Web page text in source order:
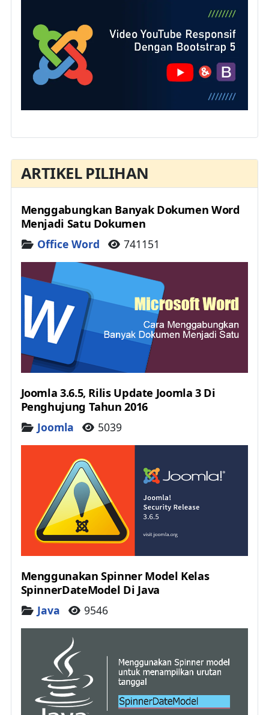
ARTIKEL PILIHAN
Menggabungkan Banyak Dokumen Word
Menjadi Satu Dokumen
DetailsOffice Word 741151
Joomla 3.6.5, Rilis Update Joomla 3 Di
Penghujung Tahun 2016
Details
Joomla 5039
Menggunakan Spinner Model Kelas
SpinnerDateModel Di Java
Details
Java 9546